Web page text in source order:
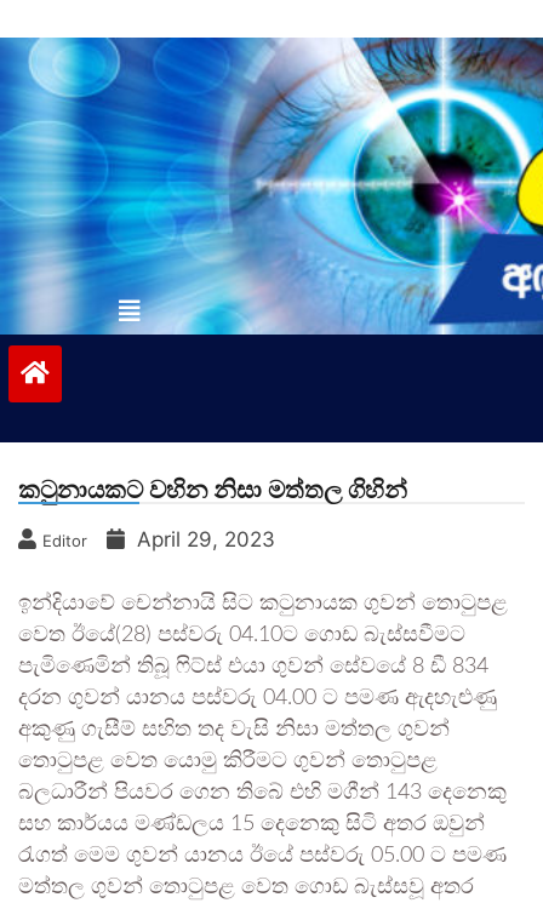
to
contentvinivida.lk
කටුනායකට වහින නිසා මත්තල ගිහින්
Editor April 29, 2023
ඉන්දියාවේ චෙන්නායි සිට කටුනායක ගුවන් තොටුපළ
වෙත ඊයේ(28) පස්වරු 04.10ට ගොඩ බැස්සවීමට
පැමිණෙමින් තිබූ ෆිට්ස් එයා ගුවන් සේවයේ 8 ඩී 834
දරන ගුවන් යානය පස්වරු 04.00 ට පමණ ඇදහැළුණු
අකුණු ගැසීම් සහිත තද වැසි නිසා මත්තල ගුවන්
තොටුපළ වෙත යොමු කිරීමට ගුවන් තොටුපළ
බලධාරීන් පියවර ගෙන තිබේ එහි මගීන් 143 දෙනෙකු
සහ කාර්යය මණ්ඩලය 15 දෙනෙකු සිටි අතර ඔවුන්
රැගත් මෙම ගුවන් යානය ඊයේ පස්වරු 05.00 ට පමණ
මත්තල ගුවන් තොටුපළ වෙත ගොඩ බැස්සවූ අතර